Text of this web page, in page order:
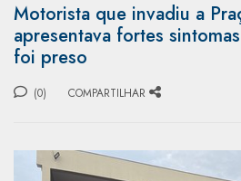
Motorista que invadiu a
apresentava fortes
foi preso
(0) COMPARTILHAR